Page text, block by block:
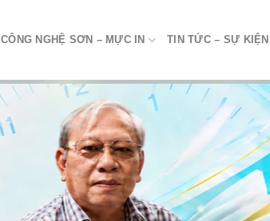
CÔNG NGHỆ SƠN – MỰC IN TIN TỨC – SỰ KIỆN